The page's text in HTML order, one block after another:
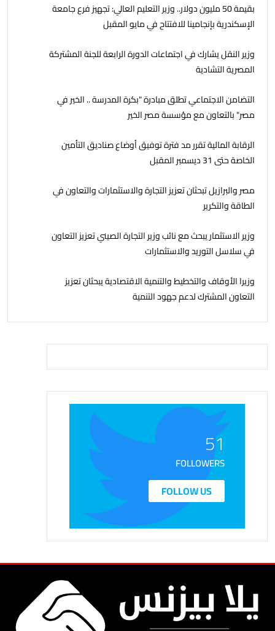
بقيمة 50 مليون دولار.. وزير التعليم العالي: تجهيز فرع جامعة
الإسكندرية بإنجامينا للافتتاح في مايو المقبل
وزير النقل يشارك في اجتماعات الدورة الرابعة للجنة المشتركة
المصرية التشادية
التضامن الاجتماعي تطلق مبادرة "بكرة المدرسة .. الخير في
مصر" بالتعاون مع مؤسسة مصر الخير
الرقابة المالية تقرر مد فترة توفيق أوضاع صناديق التأمين
الخاصة حتى 31 ديسمبر المقبل
مصر والبرازيل تبحثان تعزيز التجارة والاستثمارات والتعاون في
الطاقة والتكرير
وزير الاستثمار يبحث مع نائب وزير التجارة الصيني تعزيز التعاون
في سلاسل التوريد والاستثمارات
وزيرا الأوقاف والتخطيط والتنمية الاقتصادية يبحثان تعزيز
التعاون المشترك لدعم جهود التنمية
51
FOLLOWERS
FOLLOW US